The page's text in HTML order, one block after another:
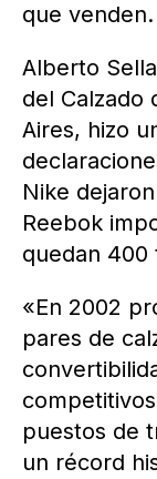
que venden.
Alberto
del Calzado
Aires, hizo
Nike
Reebok
quedan 400
«En 2002
pares de
puestos de
un récord